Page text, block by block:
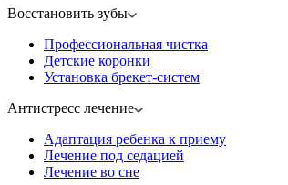
Восстановить зубы
Профессиональная чистка
Детские коронки
Установка брекет-систем
Антистресс лечение
Адаптация ребенка к приему
Лечение под седацией
Лечение во сне